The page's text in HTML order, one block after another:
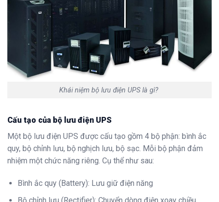
Khái niệm bộ lưu điện UPS là gì?
Cấu tạo của bộ lưu điện UPS
Một bộ lưu điện UPS được cấu tạo gồm 4 bộ phận: bình ắc
quy, bộ chỉnh lưu, bộ nghịch lưu, bộ sạc. Mỗi bộ phận đảm
nhiệm một chức năng riêng. Cụ thể như sau:
Bình ắc quy (Battery): Lưu giữ điện năng